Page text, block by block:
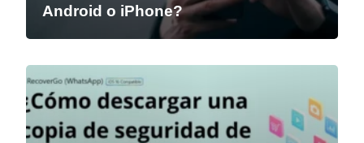
Android o iPhone?